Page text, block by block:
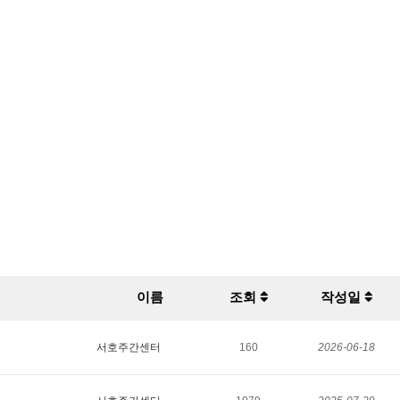
이름 조회 작성일
서호주간센터 160 2026-06-18